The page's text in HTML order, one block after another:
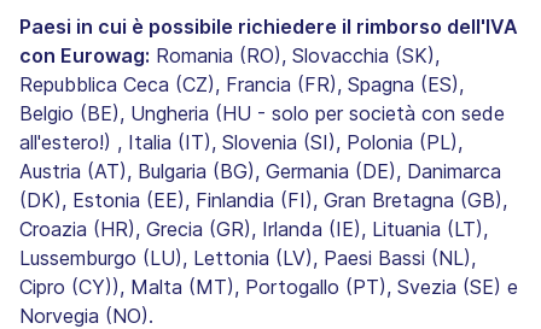
Paesi in cui è possibile richiedere il rimborso dell'IVA
con Eurowag: Romania (RO), Slovacchia (SK),
Repubblica Ceca (CZ), Francia (FR), Spagna (ES),
Belgio (BE), Ungheria (HU - solo per società con sede
all'estero!) , Italia (IT), Slovenia (SI), Polonia (PL),
Austria (AT), Bulgaria (BG), Germania (DE), Danimarca
(DK), Estonia (EE), Finlandia (FI), Gran Bretagna (GB),
Croazia (HR), Grecia (GR), Irlanda (IE), Lituania (LT),
Lussemburgo (LU), Lettonia (LV), Paesi Bassi (NL),
Cipro (CY)), Malta (MT), Portogallo (PT), Svezia (SE) e
Norvegia (NO).